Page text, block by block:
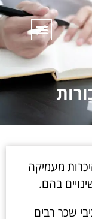
מעמיקה
בהם.
שכר רבים